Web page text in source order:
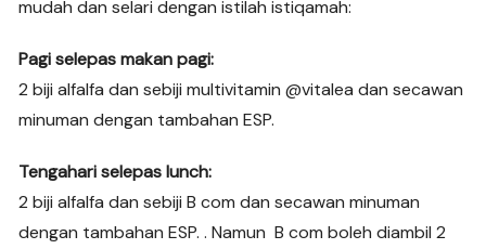
mudah dan selari dengan istilah istiqamah:
Pagi selepas makan pagi:
2 biji alfalfa dan sebiji multivitamin @vitalea dan secawan
minuman dengan tambahan ESP.
Tengahari selepas lunch:
2 biji alfalfa dan sebiji B com dan secawan minuman
dengan tambahan ESP. . Namun B com boleh diambil 2